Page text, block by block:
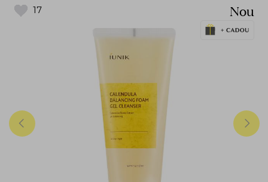
17 Nou